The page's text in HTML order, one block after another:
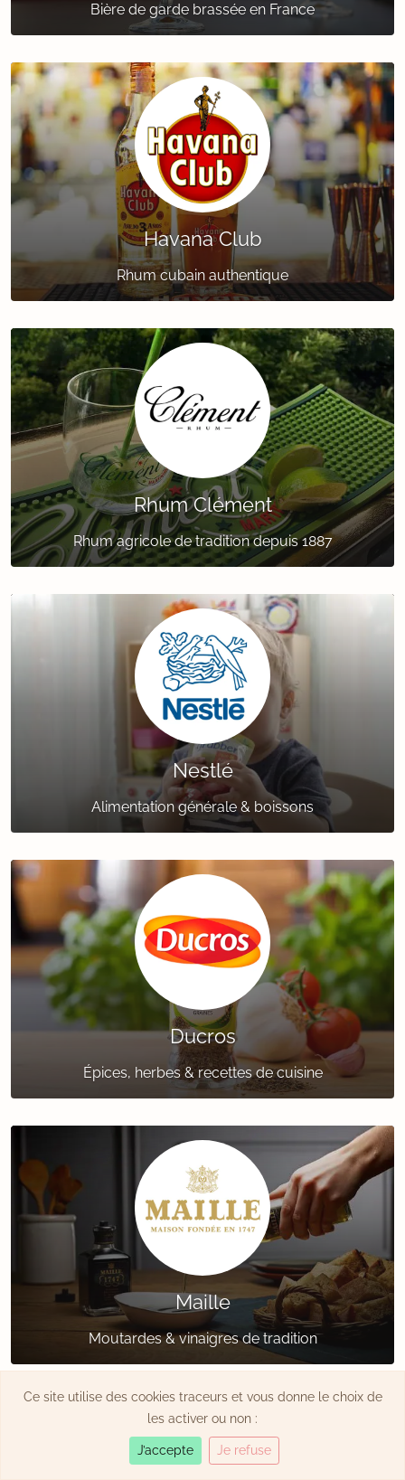
Bière de garde brassée en France
Havana Club
Rhum cubain authentique
Rhum Clément
Rhum agricole de tradition depuis 1887
Nestlé
Alimentation générale & boissons
Ducros
Épices, herbes & recettes de cuisine
Maille
Moutardes & vinaigres de tradition
Ce site utilise des cookies traceurs et vous donne le choix de
les activer ou non :
J’accepte Je refuse